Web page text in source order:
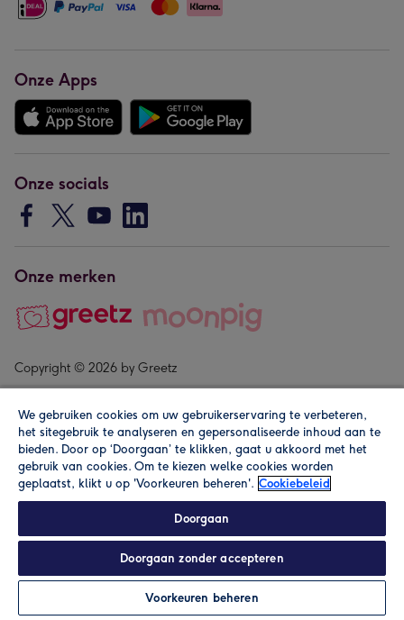
In winkelmand Personaliseren
Onze Apps
Onze socials
Onze merken
Copyright © 2026 by Greetz
Alle prijzen zijn inclusief btw en andere heffingen. Lees de
We gebruiken cookies om uw gebruikerservaring te verbeteren,
het sitegebruik te analyseren en gepersonaliseerde inhoud aan te
bieden. Door op ‘Doorgaan’ te klikken, gaat u akkoord met het
gebruik van cookies. Om te kiezen welke cookies worden
geplaatst, klikt u op 'Voorkeuren beheren'. Cookiebeleid
Doorgaan
Doorgaan zonder accepteren
Voorkeuren beheren